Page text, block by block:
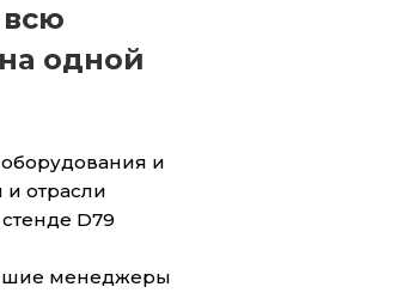
одной
и
отрасли
D79
менеджеры